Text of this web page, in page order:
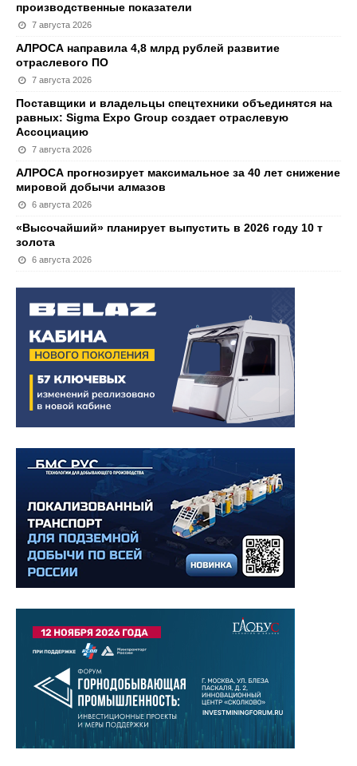
производственные показатели
7 августа 2026
АЛРОСА направила 4,8 млрд рублей развитие
отраслевого ПО
7 августа 2026
Поставщики и владельцы спецтехники объединятся на
равных: Sigma Expo Group создает отраслевую
Ассоциацию
7 августа 2026
АЛРОСА прогнозирует максимальное за 40 лет снижение
мировой добычи алмазов
6 августа 2026
«Высочайший» планирует выпустить в 2026 году 10 т
золота
6 августа 2026